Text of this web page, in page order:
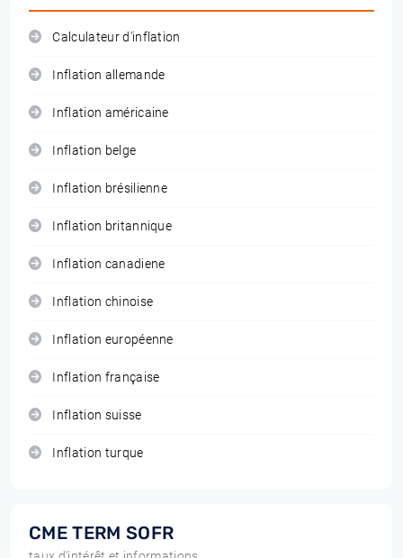
Calculateur d'inflation
Inflation allemande
Inflation américaine
Inflation belge
Inflation brésilienne
Inflation britannique
Inflation canadiene
Inflation chinoise
Inflation européenne
Inflation française
Inflation suisse
Inflation turque
CME TERM SOFR